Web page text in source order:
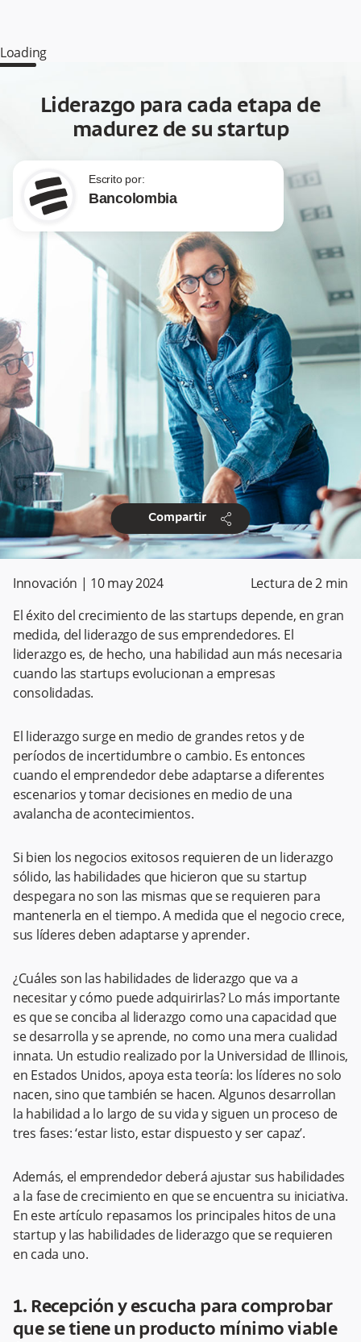
Loading
Liderazgo para cada etapa de
madurez de su startup
Escrito por:
Bancolombia
Compartir share
Innovación | 10 may 2024 Lectura de2 min
El éxito del crecimiento de las startups depende, en gran
medida, del liderazgo de sus emprendedores. El
liderazgo es, de hecho, una habilidad aun más necesaria
cuando las startups evolucionan a empresas
consolidadas.
El liderazgo surge en medio de grandes retos y de
períodos de incertidumbre o cambio. Es entonces
cuando el emprendedor debe adaptarse a diferentes
escenarios y tomar decisiones en medio de una
avalancha de acontecimientos.
Si bien los negocios exitosos requieren de un liderazgo
sólido, las habilidades que hicieron que su startup
despegara no son las mismas que se requieren para
mantenerla en el tiempo. A medida que el negocio crece,
sus líderes deben adaptarse y aprender.
¿Cuáles son las habilidades de liderazgo que va a
necesitar y cómo puede adquirirlas? Lo más importante
es que se conciba al liderazgo como una capacidad que
se desarrolla y se aprende, no como una mera cualidad
innata. Un estudio realizado por la Universidad de Illinois,
en Estados Unidos, apoya esta teoría: los líderes no solo
nacen, sino que también se hacen. Algunos desarrollan
la habilidad a lo largo de su vida y siguen un proceso de
tres fases: ‘estar listo, estar dispuesto y ser capaz’.
Además, el emprendedor deberá ajustar sus habilidades
a la fase de crecimiento en que se encuentra su iniciativa.
En este artículo repasamos los principales hitos de una
startup y las habilidades de liderazgo que se requieren
en cada uno.
1. Recepción y escucha para comprobar
que se tiene un producto mínimo viable